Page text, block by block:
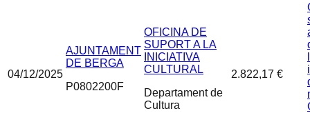
04/12/2025
AJUNTAMENT
DE BERGA
P0802200F
OFICINA DE
SUPORT A LA
INICIATIVA
CULTURAL
Departament de
Cultura
2.822,17 €